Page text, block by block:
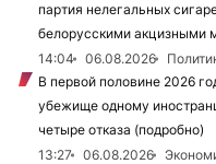
партия нелегальных
белорусскими акцизными
14:04
06.08.2026
В первой половине 2026
убежище одному
четыре отказа (подробно)
13:27
06.08.2026